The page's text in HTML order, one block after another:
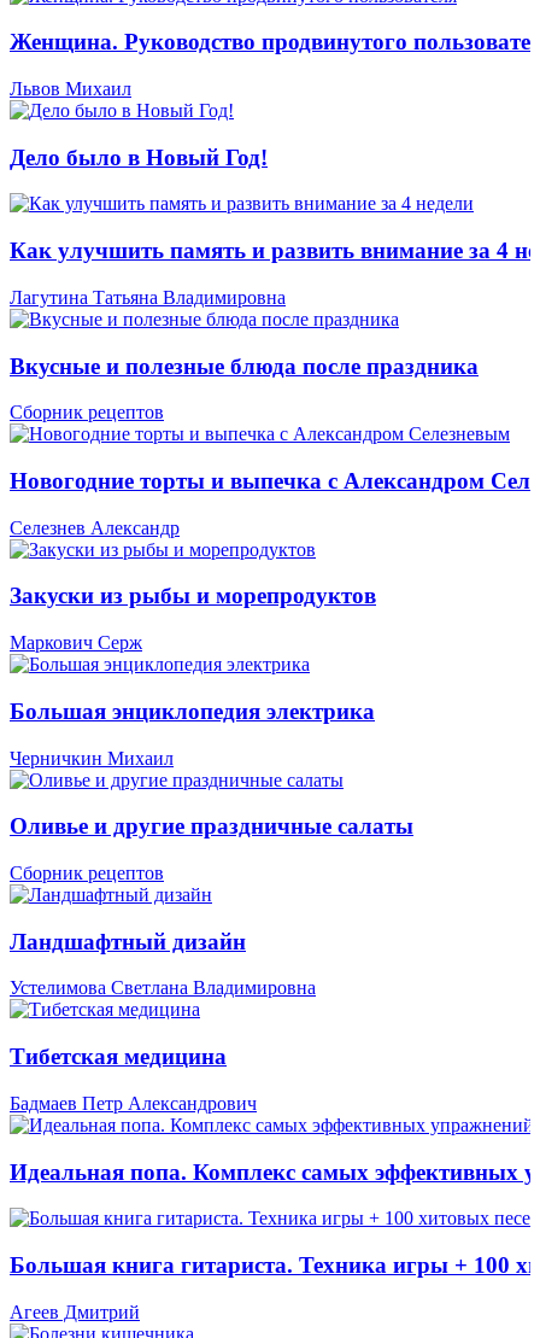
Женщина. Руководство продвинутого
Львов Михаил
Дело было в Новый Год!
Как улучшить память и развить внимание за 4
Лагутина Татьяна Владимировна
Вкусные и полезные блюда после праздника
Сборник рецептов
Новогодние торты и выпечка с Александром
Селезнев Александр
Закуски из рыбы и морепродуктов
Маркович Серж
Большая энциклопедия электрика
Черничкин Михаил
Оливье и другие праздничные салаты
Сборник рецептов
Ландшафтный дизайн
Устелимова Светлана Владимировна
Тибетская медицина
Бадмаев Петр Александрович
Идеальная попа. Комплекс самых эффективных
Большая книга гитариста. Техника игры + 100
Агеев Дмитрий